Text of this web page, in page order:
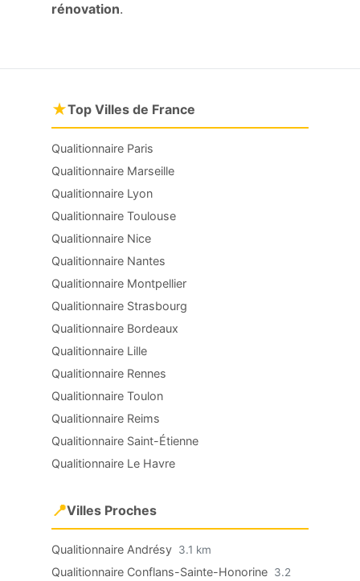
rénovation.
★Top Villes de France
Qualitionnaire Paris
Qualitionnaire Marseille
Qualitionnaire Lyon
Qualitionnaire Toulouse
Qualitionnaire Nice
Qualitionnaire Nantes
Qualitionnaire Montpellier
Qualitionnaire Strasbourg
Qualitionnaire Bordeaux
Qualitionnaire Lille
Qualitionnaire Rennes
Qualitionnaire Toulon
Qualitionnaire Reims
Qualitionnaire Saint-Étienne
Qualitionnaire Le Havre
📍Villes Proches
Qualitionnaire Andrésy 3.1 km
Qualitionnaire Conflans-Sainte-Honorine 3.2